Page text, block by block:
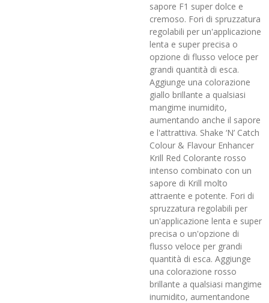
sapore F1 super dolce e
cremoso. Fori di spruzzatura
regolabili per un'applicazione
lenta e super precisa o
opzione di flusso veloce per
grandi quantità di esca.
Aggiunge una colorazione
giallo brillante a qualsiasi
mangime inumidito,
aumentando anche il sapore
e l'attrattiva. Shake ‘N’ Catch
Colour & Flavour Enhancer
Krill Red Colorante rosso
intenso combinato con un
sapore di Krill molto
attraente e potente. Fori di
spruzzatura regolabili per
un'applicazione lenta e super
precisa o un'opzione di
flusso veloce per grandi
quantità di esca. Aggiunge
una colorazione rosso
brillante a qualsiasi mangime
inumidito, aumentandone